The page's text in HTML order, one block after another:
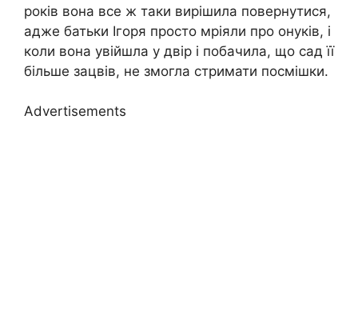
років вона все ж таки вирішила повернутися,
адже батьки Ігоря просто мріяли про онуків, і
коли вона увійшла у двір і побачила, що сад її
більше зацвів, не змогла стримати посмішки.
Advertisements